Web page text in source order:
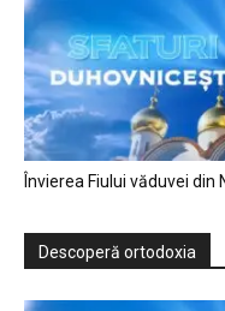
Învierea Fiului văduvei din
Descoperă ortodoxia